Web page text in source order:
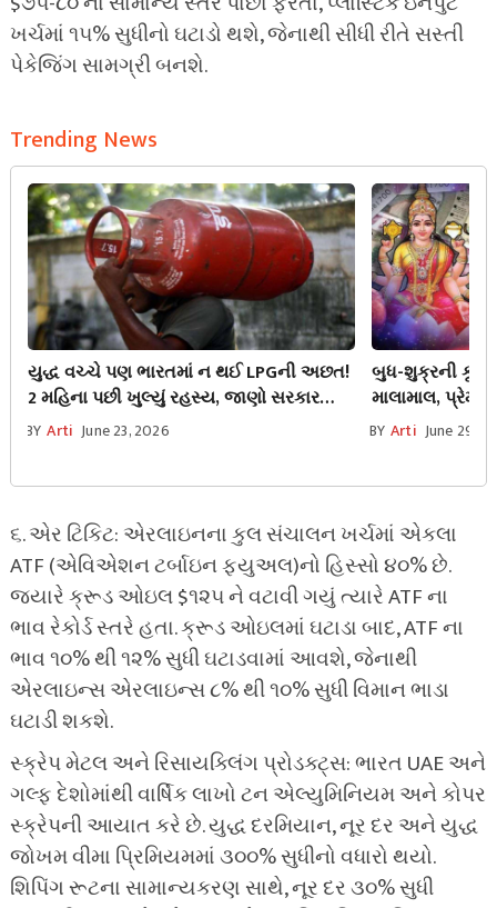
ખર્ચમાં ૧૫% સુધીનો ઘટાડો થશે, જેનાથી સીધી રીતે સસ્તી
પેકેજિંગ સામગ્રી બનશે.
Trending News
યુદ્ધ વચ્ચે પણ ભારતમાં ન થઈ LPGની અછત!
2 મહિના પછી ખુલ્યું રહસ્ય, જાણો સરકાર
ક્યાંથી લાવી આટલો બધો ગેસ
BY Arti June 23, 2026
બુધ-શુક્રની
માલામાલ, પ્રેમ
BY Arti June 29,
૬. એર ટિકિટ: એરલાઇનના કુલ સંચાલન ખર્ચમાં એકલા
ATF (એવિએશન ટર્બાઇન ફ્યુઅલ)નો હિસ્સો ૪૦% છે.
જ્યારે ક્રૂડ ઓઇલ $૧૨૫ ને વટાવી ગયું ત્યારે ATF ના
ભાવ રેકોર્ડ સ્તરે હતા. ક્રૂડ ઓઇલમાં ઘટાડા બાદ, ATF ના
ભાવ ૧૦% થી ૧૨% સુધી ઘટાડવામાં આવશે, જેનાથી
એરલાઇન્સ એરલાઇન્સ ૮% થી ૧૦% સુધી વિમાન ભાડા
ઘટાડી શકશે.
સ્ક્રેપ મેટલ અને રિસાયક્લિંગ પ્રોડક્ટ્સ: ભારત UAE અને
ગલ્ફ દેશોમાંથી વાર્ષિક લાખો ટન એલ્યુમિનિયમ અને કોપર
સ્ક્રેપની આયાત કરે છે. યુદ્ધ દરમિયાન, નૂર દર અને યુદ્ધ
જોખમ વીમા પ્રિમિયમમાં ૩૦૦% સુધીનો વધારો થયો.
શિપિંગ રૂટના સામાન્યકરણ સાથે, નૂર દર ૩૦% સુધી